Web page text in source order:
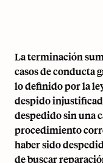
La terminación
casos de conducta
lo definido por la
despido
despedido sin una
procedimiento
haber sido
de buscar